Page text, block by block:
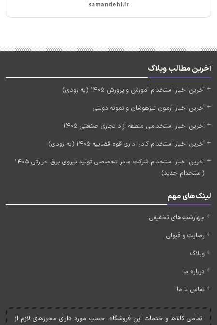
آخرین مطالب وبلاگ
آخرین اخبار استخدام آموزش و پرورش 1405 (به زودی)
آخرین اخبار آزمون تیزهوشان و نمونه دولتی
آخرین اخبار استخدامی منطقه آزاد تجاری صنعتی 1405
آخرین اخبار استخدام کادر اداری قوه قضاییه 1405 (به زودی)
آخرین اخبار استخدام شرکت مادر تخصصی تولید نیروی برق حرارتی 1405
(استخدام جدید)
لینک‌های مهم
چهارشنبه‌های تخفیفی
رضایت و قبولی
وبلاگ
درباره ما
تماس با ما
تمامی کالاها و خدمات اين فروشگاه، حسب مورد دارای مجوزهای لازم از